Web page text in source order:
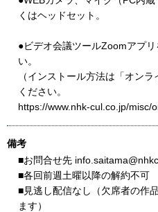
くはヘッドセット。
●ビデオ会議ツールZoomアプ
い。
（インストール方法は「オン
ください。
https://www.nhk-cul.co.jp/misc/
備考
■お問合せ先
■各回前週土曜以降の解約不可
■見逃し配信なし（欠席者の作
ます）